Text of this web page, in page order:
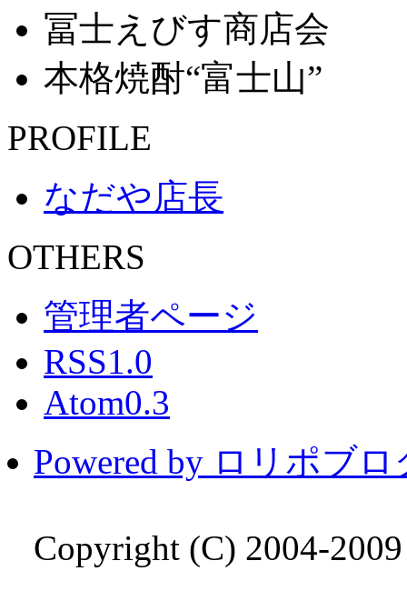
冨士えびす商店会
本格焼酎“富士山”
PROFILE
なだや店長
OTHERS
管理者ページ
RSS1.0
Atom0.3
Powered by ロリポブロ
Copyright (C) 2004-